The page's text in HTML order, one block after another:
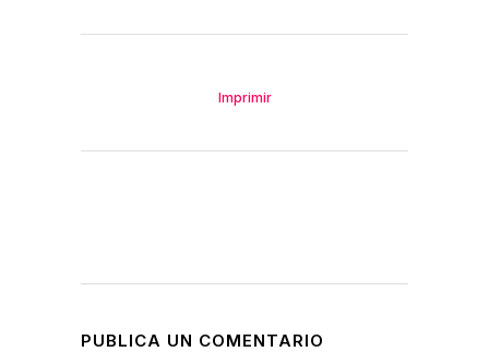
Imprimir
PUBLICA UN COMENTARIO